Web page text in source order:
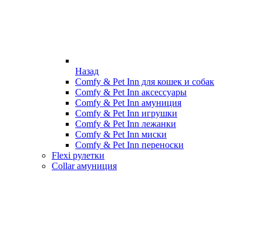
Назад
Comfy & Pet Inn для кошек и собак
Comfy & Pet Inn аксессуары
Comfy & Pet Inn амуниция
Comfy & Pet Inn игрушки
Comfy & Pet Inn лежанки
Comfy & Pet Inn миски
Comfy & Pet Inn переноски
Flexi рулетки
Collar амуниция